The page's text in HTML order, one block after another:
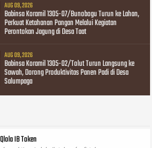
AUG 09, 2026
Babinsa Koramil 1305-07/Bunobogu Turun ke Lahan,
Perkuat Ketahanan Pangan Melalui Kegiatan
Perontokan Jagung di Desa Taat
AUG 09, 2026
Babinsa Koramil 1305-02/Tolut Turun Langsung ke
Sawah, Dorong Produktivitas Panen Padi di Desa
Salumpaga
IB Token